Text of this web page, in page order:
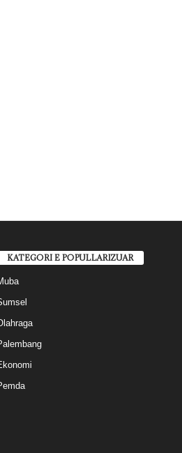
KATEGORI E POPULLARIZUAR